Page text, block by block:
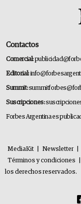
Contactos
Comercial:
Editorial:
Summit:
Suscripciones:
Forbes Argentina es
MediaKit Newsletter
Términos y condiciones
los derechos reservados.